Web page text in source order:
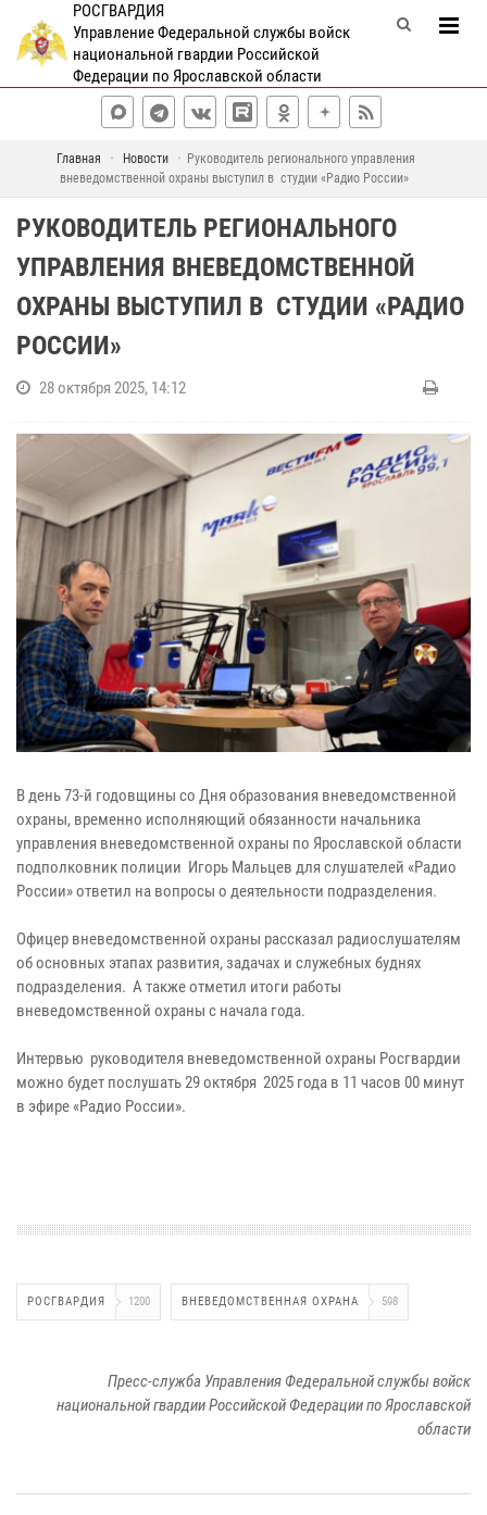
РОСГВАРДИЯ
Управление Федеральной службы войск
национальной гвардии Российской
Федерации по Ярославской области
Главная Новости
Руководитель регионального управления
вневедомственной охраны выступил в студии «Радио России»
РУКОВОДИТЕЛЬ РЕГИОНАЛЬНОГО
УПРАВЛЕНИЯ ВНЕВЕДОМСТВЕННОЙ
ОХРАНЫ ВЫСТУПИЛ В СТУДИИ «РАДИО
РОССИИ»
28 октября 2025, 14:12
В день 73-й годовщины со Дня образования вневедомственной
охраны, временно исполняющий обязанности начальника
управления вневедомственной охраны по Ярославской области
подполковник полиции Игорь Мальцев для слушателей «Радио
России» ответил на вопросы о деятельности подразделения.
Офицер вневедомственной охраны рассказал радиослушателям
об основных этапах развития, задачах и служебных буднях
подразделения. А также отметил итоги работы
вневедомственной охраны с начала года.
Интервью руководителя вневедомственной охраны Росгвардии
можно будет послушать 29 октября 2025 года в 11 часов 00 минут
в эфире «Радио России».
РОСГВАРДИЯ 1200 ВНЕВЕДОМСТВЕННАЯ ОХРАНА 598
Пресс-служба Управления Федеральной службы войск
национальной гвардии Российской Федерации по Ярославской
области